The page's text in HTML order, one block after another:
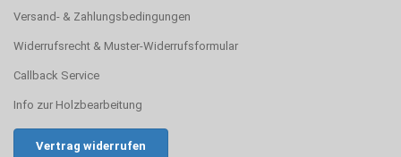
Versand- & Zahlungsbedingungen
Widerrufsrecht & Muster-Widerrufsformular
Callback Service
Info zur Holzbearbeitung
Vertrag widerrufen